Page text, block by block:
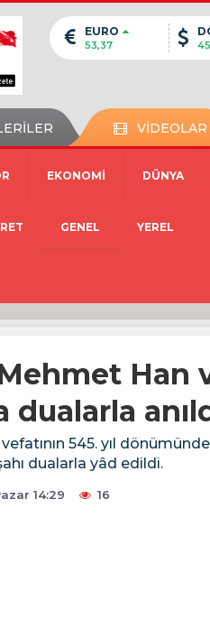
EURO
53,37
VİDEOLAR
EKONOMİ DÜNYA
GENEL YEREL
Han
dualarla
545. yıl
dualarla yâd edildi.
14:29 16